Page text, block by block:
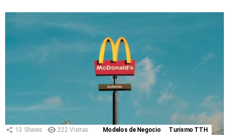
13 Shares 222 Visitas Modelos de Negocio Turismo TTH